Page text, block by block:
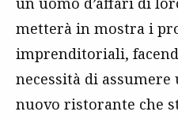
metterà in mostra i
imprenditoriali,
necessità di
nuovo ristorante che